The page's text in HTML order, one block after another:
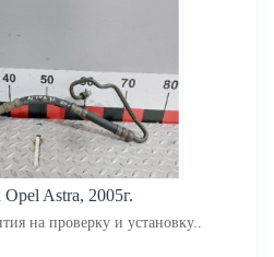
Astra, 2005г.
на проверку и установку..